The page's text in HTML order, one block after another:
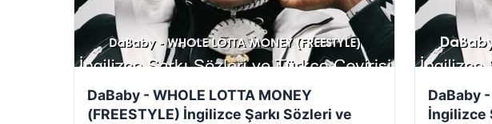
DaBaby - WHOLE LOTTA MONEY
(FREESTYLE) İngilizce Şarkı Sözleri ve
DaBaby
İngilizce